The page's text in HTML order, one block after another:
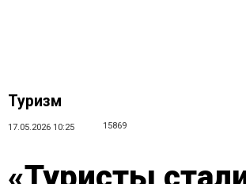
Туризм
17.05.2026 10:25 15869